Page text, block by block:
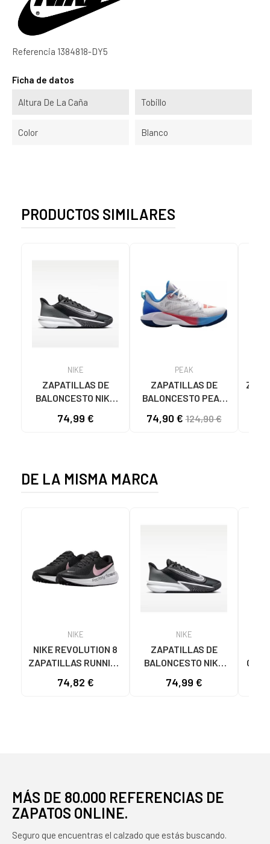
Referencia 1384818-DY5
Ficha de datos
Altura De La Caña Tobillo
Color Blanco
PRODUCTOS SIMILARES
NIKE
ZAPATILLAS DE
BALONCESTO NIKE
NEGRO
74,99 €
PEAK
ZAPATILLAS DE
BALONCESTO PEAK
TALENT 1 SHIFT
74,90 €124,90 €
DE LA MISMA MARCA
NIKE
NIKE REVOLUTION 8
ZAPATILLAS RUNNING
NEGRO-ROSA NAN
74,82 €
NIKE
ZAPATILLAS DE
BALONCESTO NIKE
NEGRO
74,99 €
MÁS DE 80.000 REFERENCIAS DE
ZAPATOS ONLINE.
Seguro que encuentras el calzado que estás buscando.